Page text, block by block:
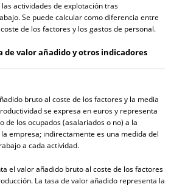
actividades de explotación tras
Se puede calcular como diferencia entre
de los factores y los gastos de personal.
de valor añadido y otros indicadores
bruto al coste de los factores y la media
se expresa en euros y representa
de los ocupados (asalariados o no) a la
empresa; indirectamente es una medida del
a cada actividad.
el valor añadido bruto al coste de los factores
La tasa de valor añadido representa la